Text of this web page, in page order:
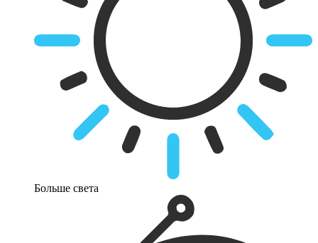
Больше света